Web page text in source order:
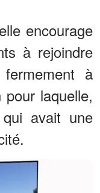
encourage
à rejoindre
à
laquelle,
avait une